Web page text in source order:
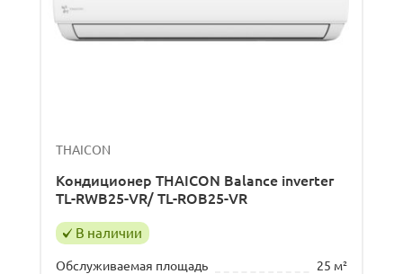
THAICON
Кондиционер THAICON Balance inverter
TL-RWB25-VR/ TL-ROB25-VR
В наличии
Обслуживаемая площадь
25 м²